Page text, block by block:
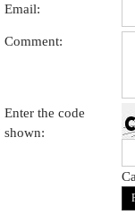
Email:
Comment:
Enter the code
shown: